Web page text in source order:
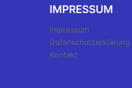
IMPRESSUM
Impressum
Datenschutzerklärung
Kontakt